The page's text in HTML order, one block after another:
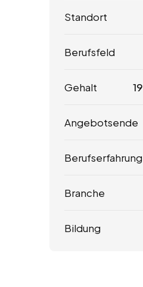
Standort
Berufsfeld
Gehalt 19
Angebotsende
Berufserfahrung
Branche
Bildung